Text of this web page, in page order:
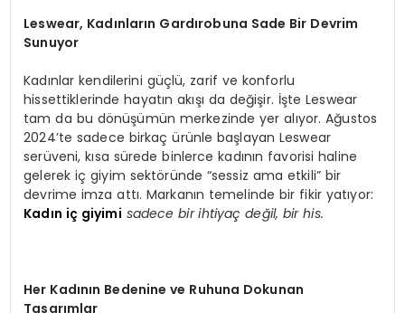
Leswear, Kadınların Gardırobuna Sade Bir Devrim
Sunuyor
Kadınlar kendilerini güçlü, zarif ve konforlu
hissettiklerinde hayatın akışı da değişir. İşte Leswear
tam da bu dönüşümün merkezinde yer alıyor. Ağustos
2024’te sadece birkaç ürünle başlayan Leswear
serüveni, kısa sürede binlerce kadının favorisi haline
gelerek iç giyim sektöründe “sessiz ama etkili” bir
devrime imza attı. Markanın temelinde bir fikir yatıyor:
Kadın iç giyimi sadece bir ihtiyaç değil, bir his.
Her Kadının Bedenine ve Ruhuna Dokunan
Tasarımlar